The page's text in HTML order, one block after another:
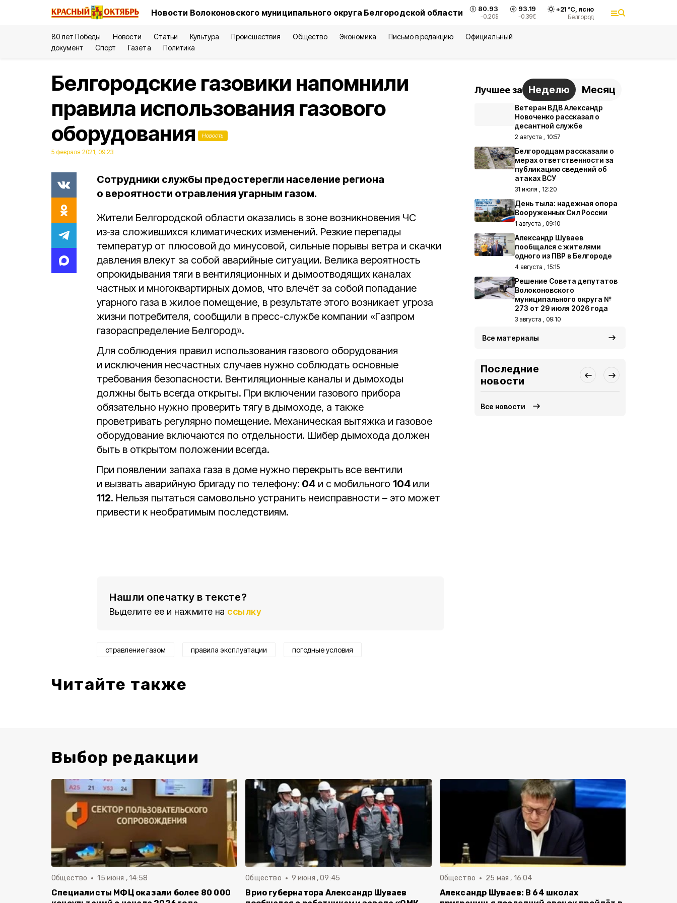
Новости Волоконовского муниципального округа Белгородской области 80.93
-0.20$
93.19
-0.39€
+21°С, ясно
Белгород
80 лет Победы Новости Статьи Культура Происшествия Общество Экономика Письмо в редакцию
Официальный
документ
Спорт Газета Политика
Белгородские газовики напомнили
правила использования газового
оборудования
Новость
5 февраля 2021, 09:23
Сотрудники службы предостерегли население региона
о вероятности отравления угарным газом.
Жители Белгородской области оказались в зоне возникновения ЧС
из‑за сложившихся климатических изменений. Резкие перепады
температур от плюсовой до минусовой, сильные порывы ветра и скачки
давления влекут за собой аварийные ситуации. Велика вероятность
опрокидывания тяги в вентиляционных и дымоотводящих каналах
частных и многоквартирных домов, что влечёт за собой попадание
угарного газа в жилое помещение, в результате этого возникает угроза
жизни потребителя, сообщили в пресс-службе компании «Газпром
газораспределение Белгород».
Для соблюдения правил использования газового оборудования
и исключения несчастных случаев нужно соблюдать основные
требования безопасности. Вентиляционные каналы и дымоходы
должны быть всегда открыты. При включении газового прибора
обязательно нужно проверить тягу в дымоходе, а также
проветривать регулярно помещение. Механическая вытяжка и газовое
оборудование включаются по отдельности. Шибер дымохода должен
быть в открытом положении всегда.
При появлении запаха газа в доме нужно перекрыть все вентили
и вызвать аварийную бригаду по телефону: 04 и с мобильного 104 или
112. Нельзя пытаться самовольно устранить неисправности – это может
привести к необратимым последствиям.
Нашли опечатку в тексте?
Выделите ее и нажмите на ссылку
отравление газом правила эксплуатации погодные условия
Читайте также
Лучшее за Неделю Месяц
Ветеран ВДВ Александр
Новоченко рассказал о
десантной службе
2 августа , 10:57
Белгородцам рассказали о
мерах ответственности за
публикацию сведений об
атаках ВСУ
31 июля , 12:20
День тыла: надежная опора
Вооруженных Сил России
1 августа , 09:10
Александр Шуваев
пообщался с жителями
одного из ПВР в Белгороде
4 августа , 15:15
Решение Совета депутатов
Волоконовского
муниципального округа №
273 от 29 июля 2026 года
3 августа , 09:10
Все материалы
Последние
новости
Все новости
Выбор редакции
Общество 15 июня , 14:58
Специалисты МФЦ оказали более 80 000
Общество 9 июня , 09:45
Врио губернатора Александр Шуваев
Общество 25 мая , 16:04
Александр Шуваев: В 64 школах